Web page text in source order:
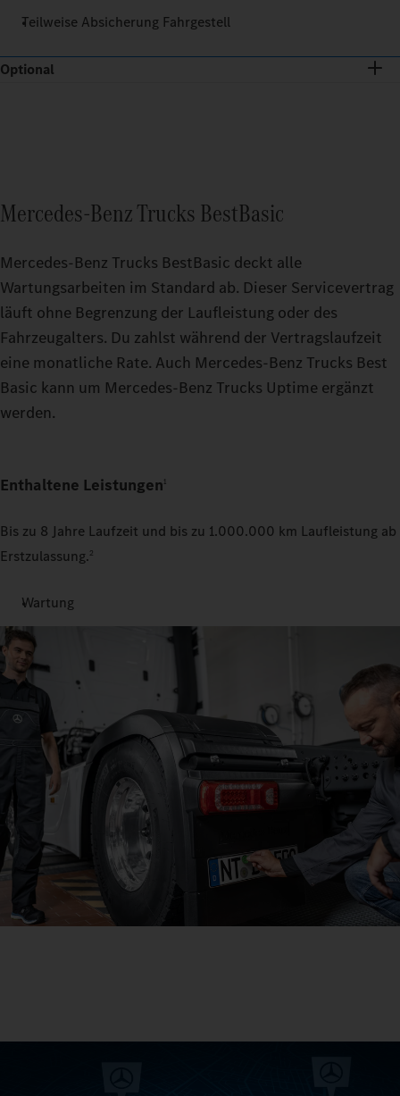
Teilweise Absicherung Fahrgestell
Optional
Mercedes‑Benz Trucks BestBasic
Mercedes‑Benz Trucks BestBasic deckt alle
Wartungsarbeiten im Standard ab. Dieser Servicevertrag
läuft ohne Begrenzung der Laufleistung oder des
Fahrzeugalters. Du zahlst während der Vertragslaufzeit
eine monatliche Rate. Auch Mercedes‑Benz Trucks Best
Basic kann um Mercedes‑Benz Trucks Uptime ergänzt
werden.
Enthaltene Leistungen1
Bis zu 8 Jahre Laufzeit und bis zu 1.000.000 km Laufleistung ab
Erstzulassung.2
Wartung